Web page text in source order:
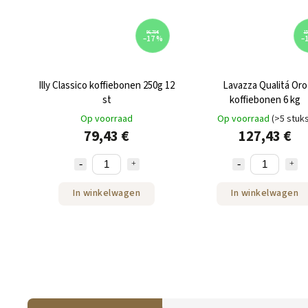
96,70 €
–17 %
Illy Classico koffiebonen 250g 12
st
Op voorraad
79,43 €
In winkelwagen
Lavazza Qualitá Oro
koffiebonen 6 kg
Op voorraad (>5
127,43 €
In winkelwagen